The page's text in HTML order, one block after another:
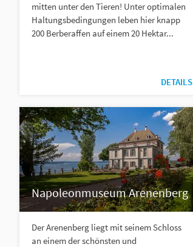
mitten unter den Tieren! Unter optimalen
Haltungsbedingungen leben hier knapp
200 Berberaffen auf einem 20 Hektar...
DETAILS
Napoleonmuseum Arenenberg
Der Arenenberg liegt mit seinem Schloss
an einem der schönsten und